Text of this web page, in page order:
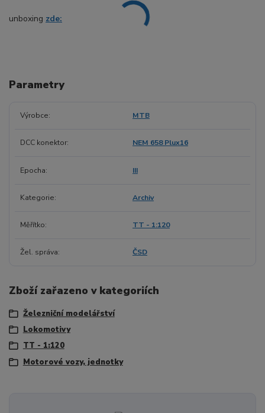
unboxing zde:
Parametry
Výrobce MTB
DCC konektor NEM 658 Plux16
Epocha III
Kategorie Archiv
Měřítko TT - 1:120
Žel. správa ČSD
Zboží zařazeno v kategoriích
Železniční modelářství
Lokomotivy
TT - 1:120
Motorové vozy, jednotky